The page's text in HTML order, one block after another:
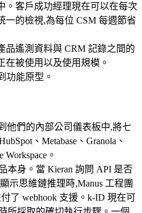
。客戶成功經理現在可以在每次
一的檢視,為每位 CSM 每週節省
品遙測資料與 CRM 記錄之間的
在被使用以及使用規模。
功能原型。
他們的內部公司儀表板中,將七
、Metabase、Granola、
Workspace。
本身。當 Kieran 詢問 API 是否
示思維鏈推理時,Manus 工程團
了 webhook 支援。k-ID 現在可